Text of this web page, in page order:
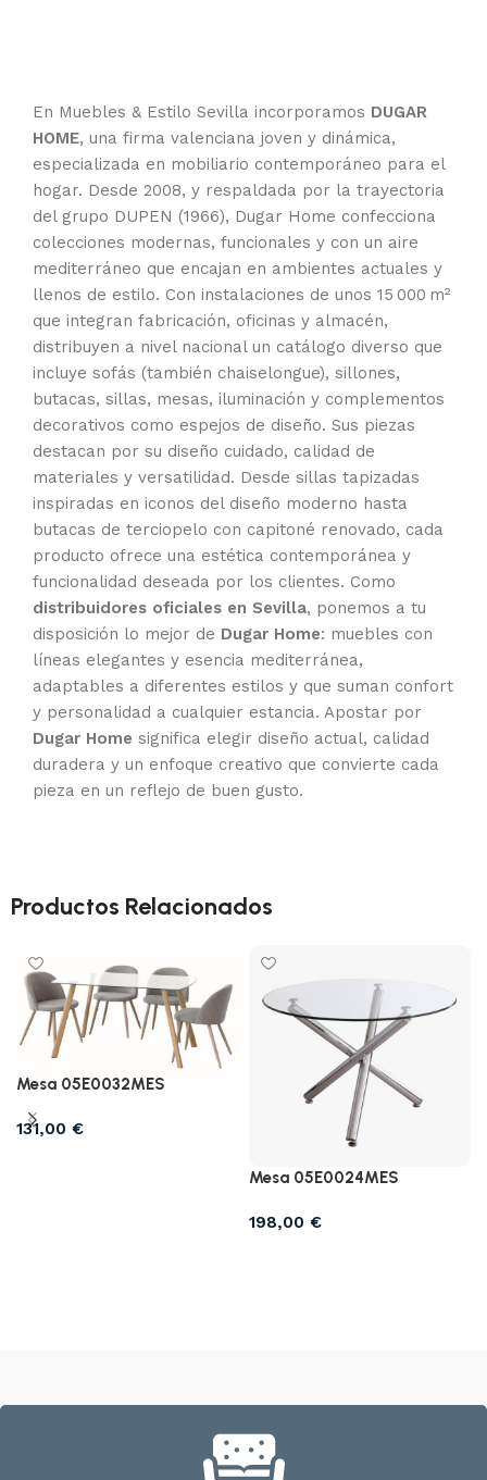
En Muebles & Estilo Sevilla incorporamos DUGAR
HOME, una firma valenciana joven y dinámica,
especializada en mobiliario contemporáneo para el
hogar. Desde 2008, y respaldada por la trayectoria
del grupo DUPEN (1966), Dugar Home confecciona
colecciones modernas, funcionales y con un aire
mediterráneo que encajan en ambientes actuales y
llenos de estilo. Con instalaciones de unos 15 000 m²
que integran fabricación, oficinas y almacén,
distribuyen a nivel nacional un catálogo diverso que
incluye sofás (también chaiselongue), sillones,
butacas, sillas, mesas, iluminación y complementos
decorativos como espejos de diseño. Sus piezas
destacan por su diseño cuidado, calidad de
materiales y versatilidad. Desde sillas tapizadas
inspiradas en iconos del diseño moderno hasta
butacas de terciopelo con capitoné renovado, cada
producto ofrece una estética contemporánea y
funcionalidad deseada por los clientes. Como
distribuidores oficiales en Sevilla, ponemos a tu
disposición lo mejor de Dugar Home: muebles con
líneas elegantes y esencia mediterránea,
adaptables a diferentes estilos y que suman confort
y personalidad a cualquier estancia. Apostar por
Dugar Home significa elegir diseño actual, calidad
duradera y un enfoque creativo que convierte cada
pieza en un reflejo de buen gusto.
Productos Relacionados
Mesa 05E0032MES
131,00 €
Mesa 05E0024MES
198,00 €